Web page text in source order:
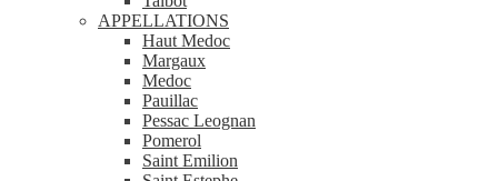
APPELLATIONS
Haut Medoc
Margaux
Medoc
Pauillac
Pessac Leognan
Pomerol
Saint Emilion